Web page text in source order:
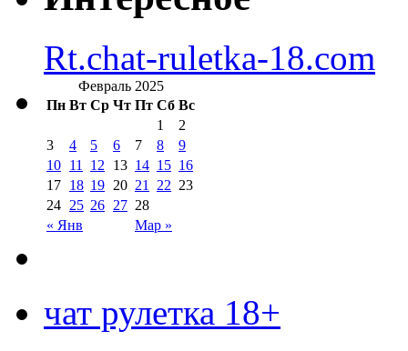
Rt.chat-ruletka-18.com
Февраль 2025
Пн Вт Ср Чт Пт Сб Вс
« Янв Мар »
1
2
3
4 5 6 7 8
9
10 11 12 13 14 15 16
17 18 19 20 21 22 23
24 25 26 27 28
чат рулетка 18+